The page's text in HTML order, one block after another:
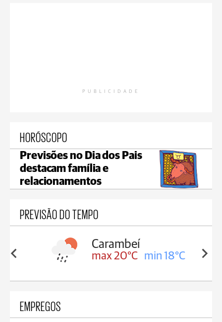
PUBLICIDADE
HORÓSCOPO
Previsões no Dia dos Pais
destacam família e
relacionamentos
PREVISÃO DO TEMPO
18°C
Carambeí
max 20°C min 18°C
EMPREGOS